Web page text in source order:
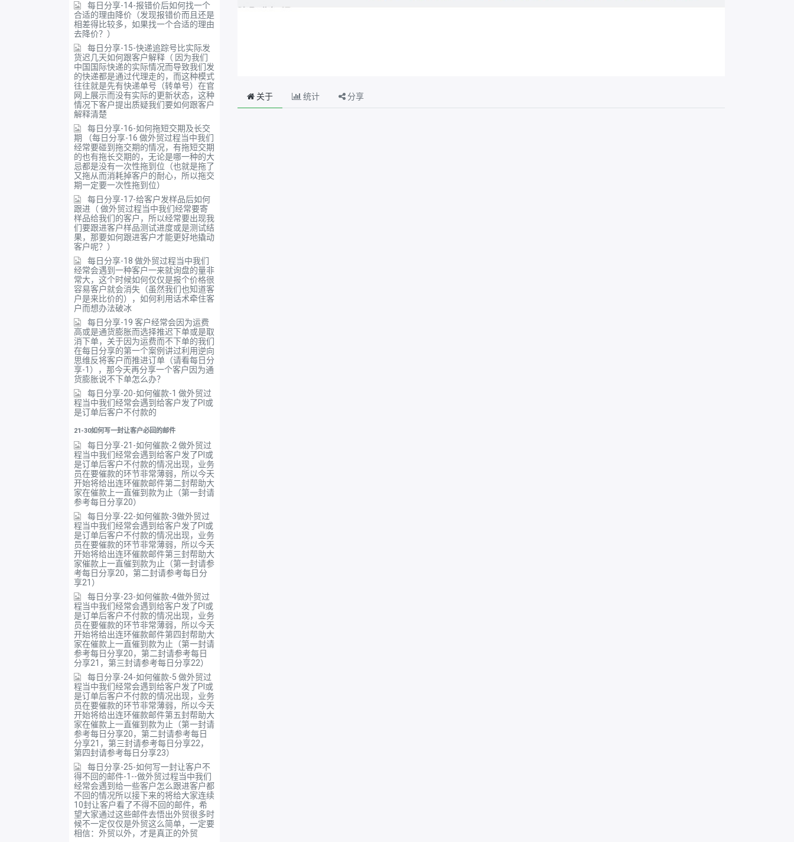
每日分享-14-报错价后如何找一个
合适的理由降价（发现报错价而且还是
相差得比较多，如果找一个合适的理由
去降价？）
每日分享-15-快递追踪号比实际发
货迟几天如何跟客户解释（ 因为我们
中国国际快递的实际情况而导致我们发
的快递都是通过代理走的，而这种模式
往往就是先有快递单号（转单号）在官
网上展示而没有实际的更新状态，这种
情况下客户提出质疑我们要如何跟客户
解释清楚
每日分享-16-如何拖短交期及长交
期 （每日分享-16 做外贸过程当中我们
经常要碰到拖交期的情况，有拖短交期
的也有拖长交期的，无论是哪一种的大
忌都是没有一次性拖到位（也就是拖了
又拖从而消耗掉客户的耐心，所以拖交
期一定要一次性拖到位）
每日分享-17-给客户发样品后如何
跟进（ 做外贸过程当中我们经常要寄
样品给我们的客户，所以经常要出现我
们要跟进客户样品测试进度或是测试结
果，那要如何跟进客户才能更好地撬动
客户呢？）
每日分享-18 做外贸过程当中我们
经常会遇到一种客户一来就询盘的量非
常大，这个时候如何仅仅是报个价格很
容易客户就会消失（虽然我们也知道客
户是来比价的），如何利用话术牵住客
户而想办法破冰
每日分享-19 客户经常会因为运费
高或是通货膨胀而选择推迟下单或是取
消下单，关于因为运费而不下单的我们
在每日分享的第一个案例讲过利用逆向
思维反将客户而推进订单（请看每日分
享-1），那今天再分享一个客户因为通
货膨胀说不下单怎么办？
每日分享-20-如何催款-1 做外贸过
程当中我们经常会遇到给客户发了PI或
是订单后客户不付款的
21-30如何写一封让客户必回的邮件
每日分享-21-如何催款-2 做外贸过
程当中我们经常会遇到给客户发了PI或
是订单后客户不付款的情况出现，业务
员在要催款的环节非常薄弱，所以今天
开始将给出连环催款邮件第二封帮助大
家在催款上一直催到款为止（第一封请
参考每日分享20）
每日分享-22-如何催款-3做外贸过
程当中我们经常会遇到给客户发了PI或
是订单后客户不付款的情况出现，业务
员在要催款的环节非常薄弱，所以今天
开始将给出连环催款邮件第三封帮助大
家催款上一直催到款为止（第一封请参
考每日分享20，第二封请参考每日分
享21）
每日分享-23-如何催款-4做外贸过
程当中我们经常会遇到给客户发了PI或
是订单后客户不付款的情况出现，业务
员在要催款的环节非常薄弱，所以今天
开始将给出连环催款邮件第四封帮助大
家在催款上一直催到款为止（第一封请
参考每日分享20，第二封请参考每日
分享21，第三封请参考每日分享22）
每日分享-24-如何催款-5 做外贸过
程当中我们经常会遇到给客户发了PI或
是订单后客户不付款的情况出现，业务
员在要催款的环节非常薄弱，所以今天
开始将给出连环催款邮件第五封帮助大
家在催款上一直催到款为止（第一封请
参考每日分享20，第二封请参考每日
分享21，第三封请参考每日分享22，
第四封请参考每日分享23）
每日分享-25-如何写一封让客户不
得不回的邮件-1--做外贸过程当中我们
经常会遇到给一些客户怎么跟进客户都
不回的情况所以接下来的将给大家连续
10封让客户看了不得不回的邮件，希
望大家通过这些邮件去悟出外贸很多时
候不一定仅仅是外贸这么简单，一定要
相信：外贸以外，才是真正的外贸
关于 统计 分享